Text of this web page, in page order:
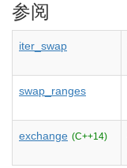
参阅
iter_swap
swap_ranges
exchange (C++14)